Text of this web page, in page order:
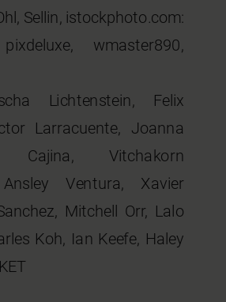
Sellin, istockphoto.com:
wmaster890,
Lichtenstein, Felix
Larracuente, Joanna
Vitchakorn
Ansley Ventura, Xavier
Mitchell Orr, Lalo
Koh, Ian Keefe, Haley